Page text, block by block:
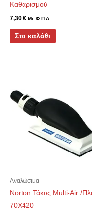
Καθαρισμού
7,30 € Με Φ.Π.Α.
Στο καλάθι
Αναλώσιμα
Norton Τάκος Multi-Air /
70Χ420